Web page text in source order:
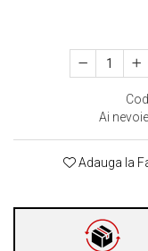
Ai
Adauga la